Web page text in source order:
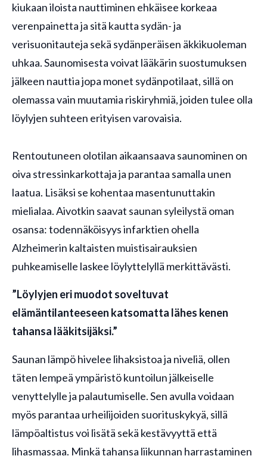
kiukaan iloista nauttiminen ehkäisee korkeaa
verenpainetta ja sitä kautta sydän- ja
verisuonitauteja sekä sydänperäisen äkkikuoleman
uhkaa. Saunomisesta voivat lääkärin suostumuksen
jälkeen nauttia jopa monet sydänpotilaat, sillä on
olemassa vain muutamia riskiryhmiä, joiden tulee olla
löylyjen suhteen erityisen varovaisia.
Rentoutuneen olotilan aikaansaava saunominen on
oiva stressinkarkottaja ja parantaa samalla unen
laatua. Lisäksi se kohentaa masentunuttakin
mielialaa. Aivotkin saavat saunan syleilystä oman
osansa: todennäköisyys infarktien ohella
Alzheimerin kaltaisten muistisairauksien
puhkeamiselle laskee löylyttelyllä merkittävästi.
”Löylyjen eri muodot soveltuvat
elämäntilanteeseen katsomatta lähes kenen
tahansa lääkitsijäksi.”
Saunan lämpö hivelee lihaksistoa ja niveliä, ollen
täten lempeä ympäristö kuntoilun jälkeiselle
venyttelylle ja palautumiselle. Sen avulla voidaan
myös parantaa urheilijoiden suorituskykyä, sillä
lämpöaltistus voi lisätä sekä kestävyyttä että
lihasmassaa. Minkä tahansa liikunnan harrastaminen